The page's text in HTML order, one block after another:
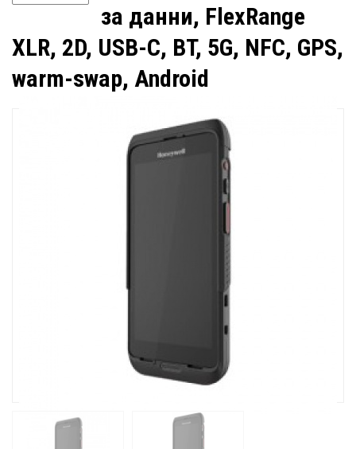
за данни, FlexRange
XLR, 2D, USB-C, BT, 5G, NFC, GPS,
warm-swap, Android